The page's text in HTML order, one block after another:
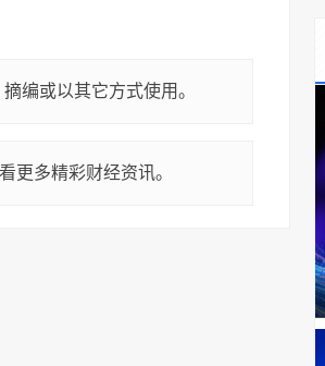
编或以其它方式使用。
更多精彩财经资讯。